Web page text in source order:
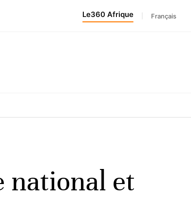
Le360 Afrique Français
national et